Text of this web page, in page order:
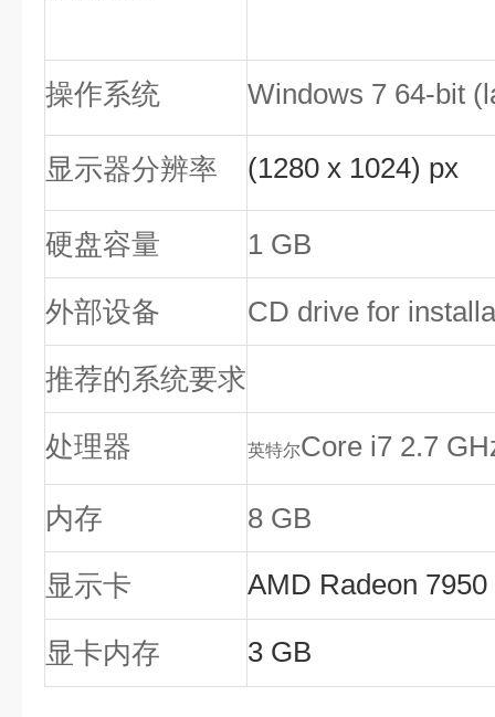
操作系统 Windows 7 64-bit
显示器分辨率 (1280 x 1024) px
硬盘容量 1 GB
外部设备 CD drive for
推荐的系统要求
处理器 英特尔Core i7 2.7
内存 8 GB
显示卡 AMD Radeon 7950
显卡内存 3 GB